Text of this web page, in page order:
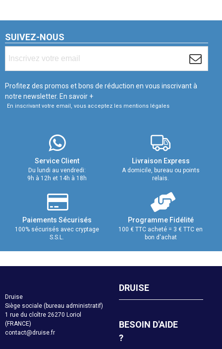
SUIVEZ-NOUS
Profitez des promos et bons de réduction en vous inscrivant à
notre newsletter. En savoir +
En inscrivant votre email, vous acceptez les mentions légales
Service Client
Du lundi au vendredi:
9h à 12h et 14h à 18h
Livraison Express
A domicile, bureau ou points
relais.
Paiements Sécurisés
100% sécurisés avec cryptage
S.S.L.
Programme Fidélité
100 € TTC acheté = 3 € TTC en
bon d'achat
Druise
Siège sociale (bureau administratif)
1 rue du cloître 26270 Loriol
(FRANCE)
contact@druise.fr
DRUISE
BESOIN D'AIDE
?